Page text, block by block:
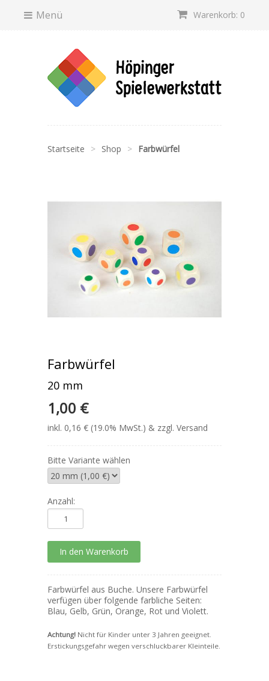
Warenkorb: 0
Menü
Startseite > Shop > Farbwürfel
Farbwürfel
20 mm
1,00 €
inkl. 0,16 € (19.0% MwSt.) & zzgl. Versand
Bitte Variante wählen
Anzahl:
Farbwürfel aus Buche. Unsere Farbwürfel
verfügen über folgende farbliche Seiten:
Blau, Gelb, Grün, Orange, Rot und Violett.
Achtung! Nicht für Kinder unter 3 Jahren geeignet.
Erstickungsgefahr wegen verschluckbarer Kleinteile.